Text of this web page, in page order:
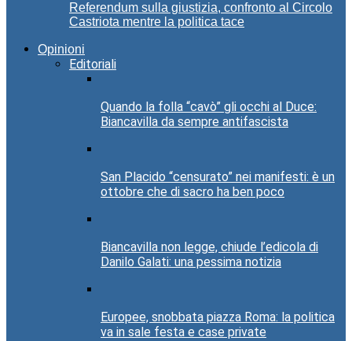
Referendum sulla giustizia, confronto al Circolo
Castriota mentre la politica tace
Opinioni
Editoriali
Quando la folla “cavò” gli occhi al Duce:
Biancavilla da sempre antifascista
San Placido “censurato” nei manifesti: è un
ottobre che di sacro ha ben poco
Biancavilla non legge, chiude l’edicola di
Danilo Galati: una pessima notizia
Europee, snobbata piazza Roma: la politica
va in sale festa e case private